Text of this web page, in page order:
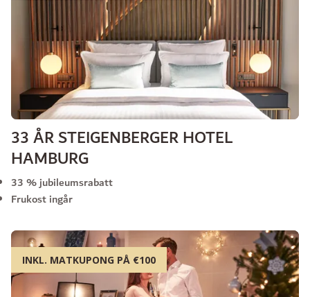
33 ÅR STEIGENBERGER HOTEL
HAMBURG
33 % jubileumsrabatt
Frukost ingår
INKL. MATKUPONG PÅ €100